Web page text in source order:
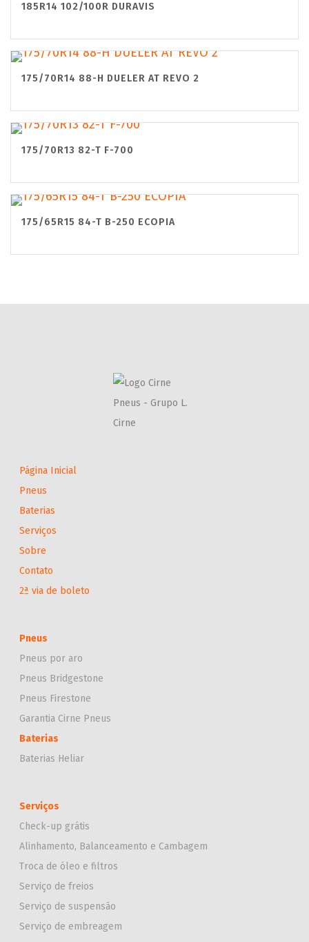
185R14 102/100R DURAVIS
175/70R14 88-H DUELER AT REVO 2
175/70R13 82-T F-700
175/65R15 84-T B-250 ECOPIA
Página Inicial
Pneus
Baterias
Serviços
Sobre
Contato
2ª via de boleto
Pneus
Pneus por aro
Pneus Bridgestone
Pneus Firestone
Garantia Cirne Pneus
Baterias
Baterias Heliar
Serviços
Check-up grátis
Alinhamento, Balanceamento e Cambagem
Troca de óleo e filtros
Serviço de freios
Serviço de suspensão
Serviço de embreagem